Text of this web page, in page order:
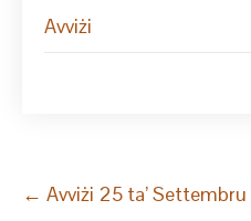
Avviżi
Post
navigation
← Avviżi 25 ta’